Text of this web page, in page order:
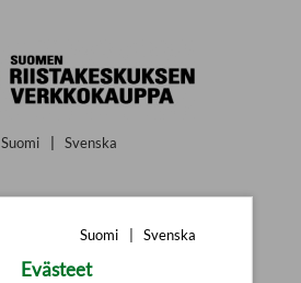
Suomi Svenska
Suomi Svenska
Evästeet